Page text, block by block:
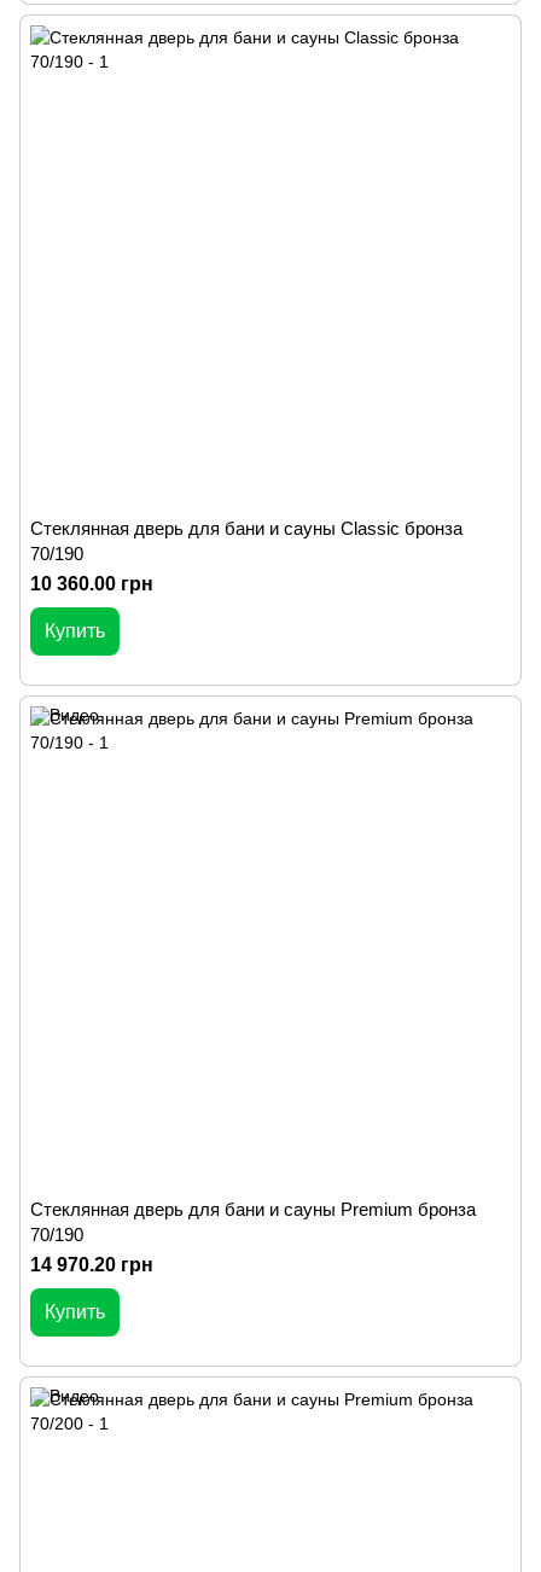
Стеклянная дверь для бани и сауны Classic бронза
70/190
10 360.00 грн
Купить
Стеклянная дверь для бани и сауны Premium бронза
70/190
14 970.20 грн
Купить